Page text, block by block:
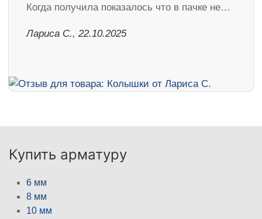
Когда получила показалось что в пачке не…
Лариса С., 22.10.2025
Купить арматуру
6 мм
8 мм
10 мм